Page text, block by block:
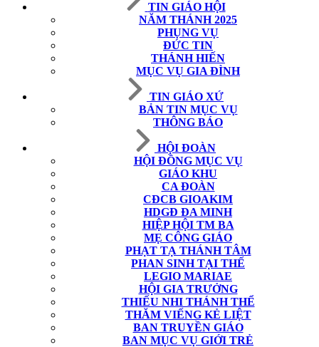
TIN GIÁO HỘI
NĂM THÁNH 2025
PHỤNG VỤ
ĐỨC TIN
THÁNH HIẾN
MỤC VỤ GIA ĐÌNH
TIN GIÁO XỨ
BẢN TIN MỤC VỤ
THÔNG BÁO
HỘI ĐOÀN
HỘI ĐỒNG MỤC VỤ
GIÁO KHU
CA ĐOÀN
CĐCB GIOAKIM
HDGĐ ĐA MINH
HIỆP HỘI TM BA
MẸ CÔNG GIÁO
PHẠT TẠ THÁNH TÂM
PHAN SINH TẠI THẾ
LEGIO MARIAE
HỘI GIA TRƯỞNG
THIẾU NHI THÁNH THỂ
THĂM VIẾNG KẺ LIỆT
BAN TRUYỀN GIÁO
BAN MỤC VỤ GIỚI TRẺ